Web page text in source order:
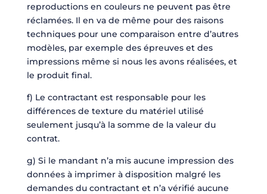
reproductions en couleurs ne peuvent pas être
réclamées. Il en va de même pour des raisons
techniques pour une comparaison entre d’autres
modèles, par exemple des épreuves et des
impressions même si nous les avons réalisées, et
le produit final.
f) Le contractant est responsable pour les
différences de texture du matériel utilisé
seulement jusqu’à la somme de la valeur du
contrat.
g) Si le mandant n’a mis aucune impression des
données à imprimer à disposition malgré les
demandes du contractant et n’a vérifié aucune